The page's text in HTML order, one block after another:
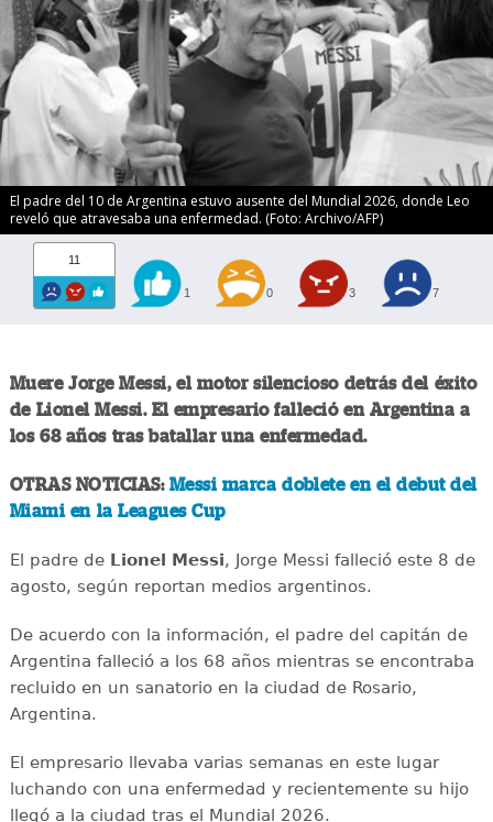
El padre del 10 de Argentina estuvo ausente del Mundial 2026, donde Leo
reveló que atravesaba una enfermedad. (Foto: Archivo/AFP)
11
1 0 3 7
Muere Jorge Messi, el motor silencioso detrás del éxito
de Lionel Messi. El empresario falleció en Argentina a
los 68 años tras batallar una enfermedad.
OTRAS NOTICIAS: Messi marca doblete en el debut del
Miami en la Leagues Cup
El padre deLionel Messi, Jorge Messi falleció este 8 de
agosto, según reportan medios argentinos.
De acuerdo con la información, el padre del capitán de
Argentina falleció a los 68 años mientras se encontraba
recluido en un sanatorio en la ciudad de Rosario,
Argentina.
El empresario llevaba varias semanas en este lugar
luchando con una enfermedad y recientemente su hijo
llegó a la ciudad tras el Mundial 2026.